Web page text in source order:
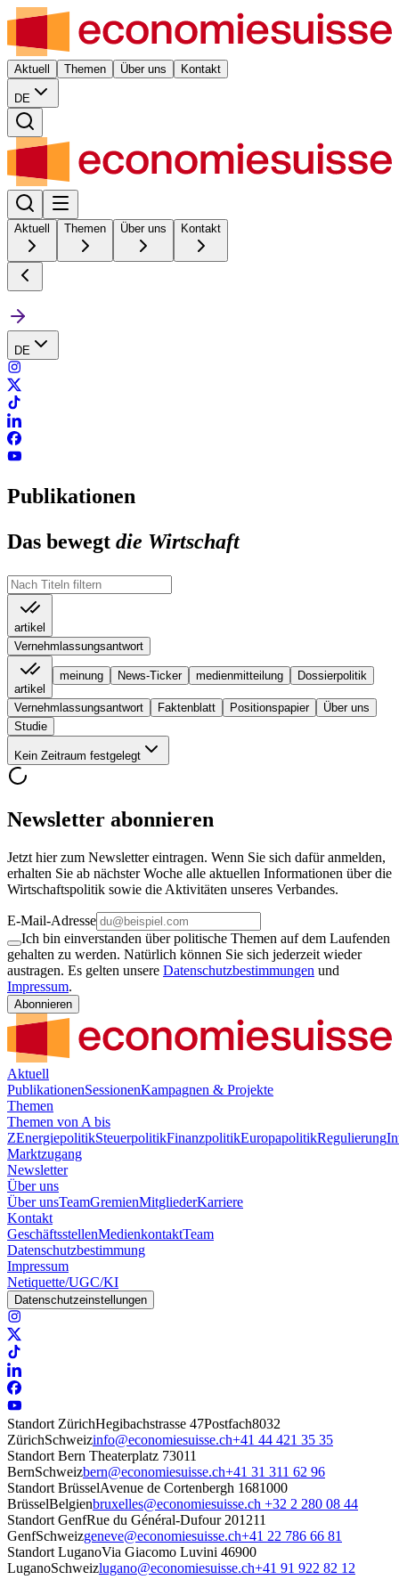
Aktuell Themen Über uns Kontakt
DE
Aktuell Themen Über uns Kontakt
DE
Publikationen
Das bewegt die Wirtschaft
artikel
Vernehmlassungsantwort
artikel
meinung News-Ticker medienmitteilung Dossierpolitik
Vernehmlassungsantwort Faktenblatt Positionspapier
Über uns
Studie
Kein Zeitraum festgelegt
Newsletter abonnieren
Jetzt hier zum Newsletter eintragen. Wenn Sie sich dafür anmelden,
erhalten Sie ab nächster Woche alle aktuellen Informationen über die
Wirtschaftspolitik sowie die Aktivitäten unseres Verbandes.
E-Mail-Adresse
Ich bin einverstanden über politische Themen auf dem Laufenden
gehalten zu werden. Natürlich können Sie sich jederzeit wieder
austragen. Es gelten unsere Datenschutzbestimmungen und
Impressum.
Abonnieren
Aktuell
PublikationenSessionenKampagnen & Projekte
Themen
Themen von A bis
ZEnergiepolitikSteuerpolitikFinanzpolitikEuropapolitikRegulierung
Marktzugang
Newsletter
Über uns
Über unsTeamGremienMitgliederKarriere
Kontakt
GeschäftsstellenMedienkontaktTeam
Datenschutzbestimmung
Impressum
Netiquette/UGC/KI
Datenschutzeinstellungen
Standort ZürichHegibachstrasse 47Postfach8032
ZürichSchweizinfo@economiesuisse.ch+41 44 421 35 35
Standort Bern Theaterplatz 73011
BernSchweizbern@economiesuisse.ch+41 31 311 62 96
Standort BrüsselAvenue de Cortenbergh 1681000
BrüsselBelgienbruxelles@economiesuisse.ch +32 2 280 08 44
Standort GenfRue du Général-Dufour 201211
GenfSchweizgeneve@economiesuisse.ch+41 22 786 66 81
Standort LuganoVia Giacomo Luvini 46900
LuganoSchweizlugano@economiesuisse.ch+41 91 922 82 12